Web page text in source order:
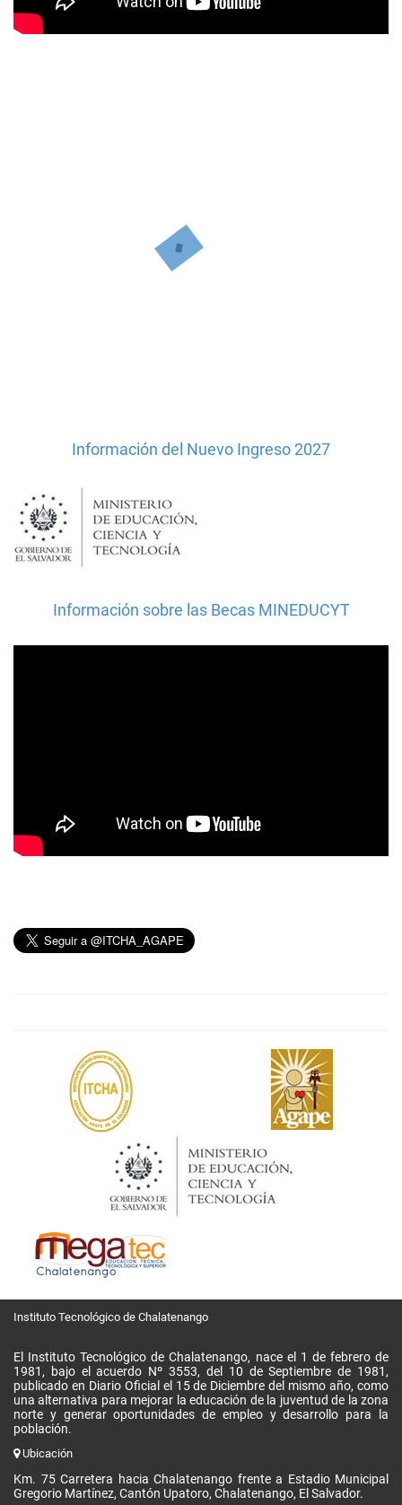
Información del Nuevo Ingreso 2027
Información sobre las Becas MINEDUCYT
Instituto Tecnológico de Chalatenango
El Instituto Tecnológico de Chalatenango, nace el 1 de febrero de
1981, bajo el acuerdo Nº 3553, del 10 de Septiembre de 1981,
publicado en Diario Oficial el 15 de Diciembre del mismo año, como
una alternativa para mejorar la educación de la juventud de la zona
norte y generar oportunidades de empleo y desarrollo para la
población.
Ubicación
Km. 75 Carretera hacia Chalatenango frente a Estadio Municipal
Gregorio Martínez, Cantón Upatoro, Chalatenango, El Salvador.